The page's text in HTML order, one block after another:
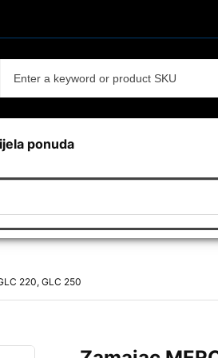
ponuda
220, GLC 250